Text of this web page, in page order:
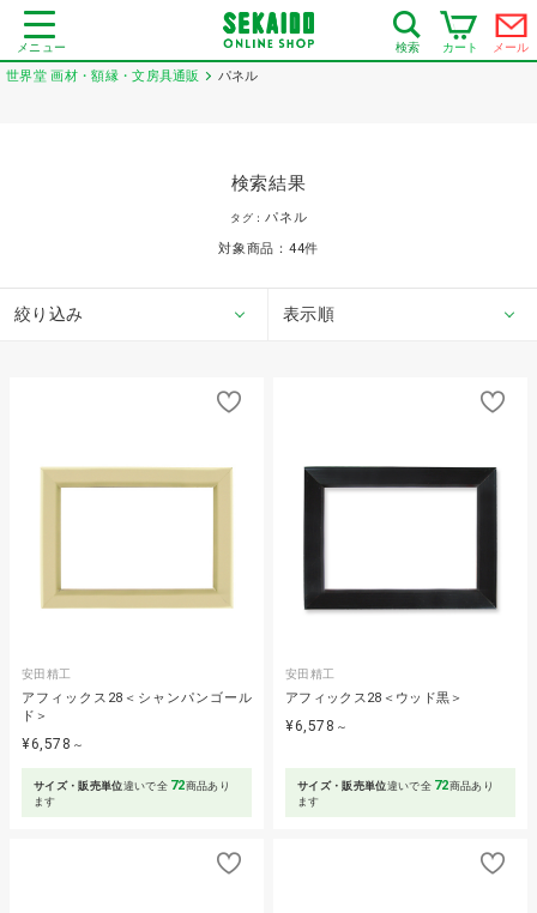
メニュー 検索 カート メール
世界堂 画材・額縁・文房具通販 パネル
検索結果
タグ： パネル
対象商品： 44件
絞り込み 表示順
安田精工
アフィックス28＜シャンパンゴール
ド＞
¥6,578 ～
サイズ・販売単位違いで全 72商品あり
ます
安田精工
アフィックス28＜ウッド黒＞
¥6,578 ～
サイズ・販売単位違いで全 72商品あり
ます